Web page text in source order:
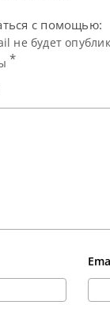
с помощью:
не будет
*